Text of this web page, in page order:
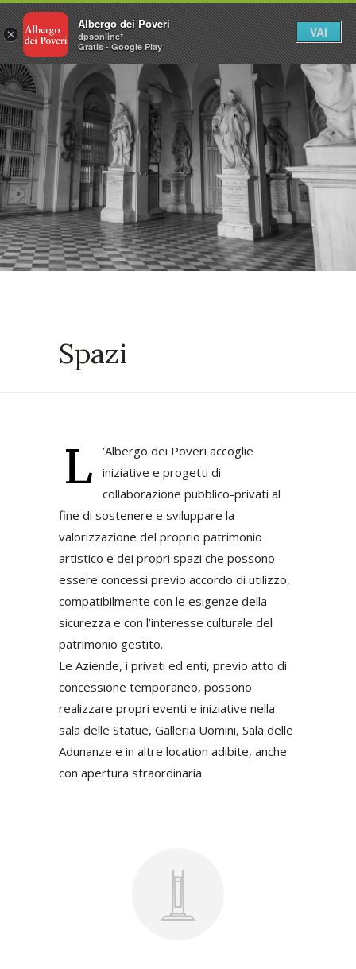
Spazi
L
‘Albergo dei Poveri accoglie
iniziative e progetti di
collaborazione pubblico-privati al
fine di sostenere e sviluppare la
valorizzazione del proprio patrimonio
artistico e dei propri spazi che possono
essere concessi previo accordo di utilizzo,
compatibilmente con le esigenze della
sicurezza e con l’interesse culturale del
patrimonio gestito.
Le Aziende, i privati ed enti, previo atto di
concessione temporaneo, possono
realizzare propri eventi e iniziative nella
sala delle Statue, Galleria Uomini, Sala delle
Adunanze e in altre location adibite, anche
con apertura straordinaria.
×
Albergo dei Poveri
dpsonline*
Gratis - Google Play
VAI